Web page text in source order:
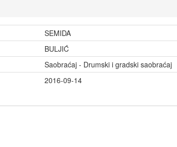
SEMIDA
BULJIĆ
Saobraćaj - Drumski i gradski saobraćaj
2016-09-14